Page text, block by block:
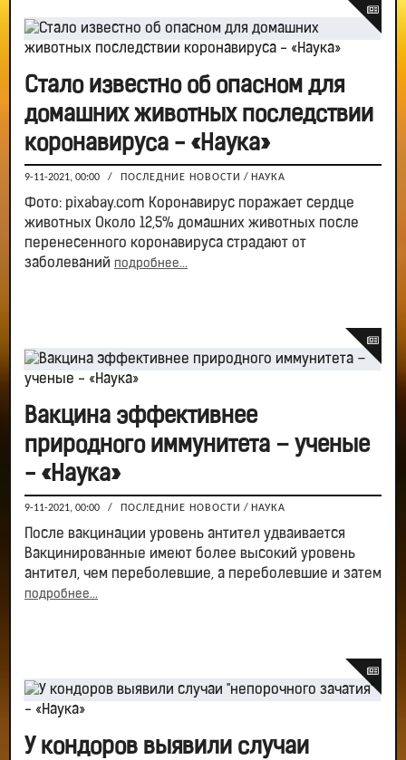
Стало известно об опасном для
домашних животных последствии
коронавируса - «Наука»
9-11-2021, 00:00 / ПОСЛЕДНИЕ НОВОСТИ / НАУКА
Фото: pixabay.com Коронавирус поражает сердце
животных Около 12,5% домашних животных после
перенесенного коронавируса страдают от
заболеваний подробнее...
Вакцина эффективнее
природного иммунитета – ученые
- «Наука»
9-11-2021, 00:00 / ПОСЛЕДНИЕ НОВОСТИ / НАУКА
После вакцинации уровень антител удваивается
Вакцинированные имеют более высокий уровень
антител, чем переболевшие, а переболевшие и затем
подробнее...
У кондоров выявили случаи